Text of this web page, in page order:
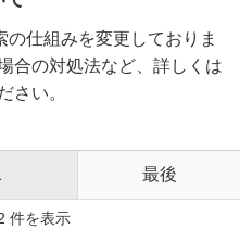
仕組みを変更しておりま
合の対処法など、詳しくは
さい。
最後
件を表示